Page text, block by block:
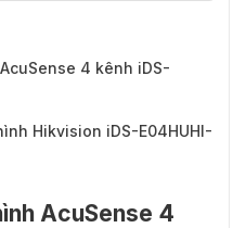
4 kênh iDS-
Hikvision iDS-E04HUHI-
AcuSense 4